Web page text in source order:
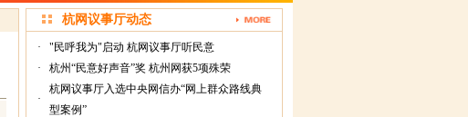
杭网议事厅动态
·
"民呼我为"启动 杭网议事厅听民意
·
杭州“民意好声音”奖 杭州网获5项殊荣
·
杭网议事厅入选中央网信办“网上群众路线典
型案例”